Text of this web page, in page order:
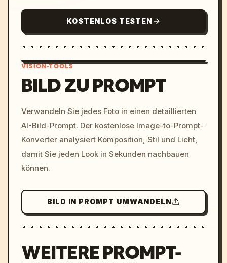
KOSTENLOS TESTEN
c, cyberpunk sunset, neon
colors, 8k --v 6.0
VISION-TOOLS
BILD ZU PROMPT
Verwandeln Sie jedes Foto in einen detaillierten
AI-Bild-Prompt. Der kostenlose Image-to-Prompt-
Konverter analysiert Komposition, Stil und Licht,
damit Sie jeden Look in Sekunden nachbauen
können.
BILD IN PROMPT UMWANDELN
WEITERE PROMPT-